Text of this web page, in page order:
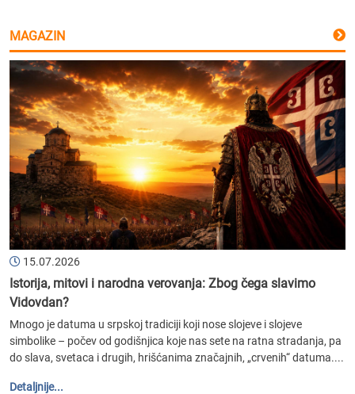
MAGAZIN
15.07.2026
Istorija, mitovi i narodna verovanja: Zbog čega slavimo
Vidovdan?
Mnogo je datuma u srpskoj tradiciji koji nose slojeve i slojeve
simbolike – počev od godišnjica koje nas sete na ratna stradanja, pa
do slava, svetaca i drugih, hrišćanima značajnih, „crvenih“ datuma....
Detaljnije...